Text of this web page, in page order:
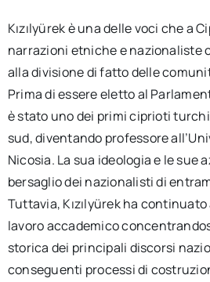
Kızılyürek è una delle voci che a
narrazioni etniche e nazionaliste
alla divisione di fatto delle
Prima di essere eletto al
è stato uno dei primi ciprioti
sud, diventando professore
Nicosia. La sua ideologia e le sue
bersaglio dei nazionalisti di
Tuttavia, Kızılyürek ha
lavoro accademico
storica dei principali discorsi
conseguenti processi di